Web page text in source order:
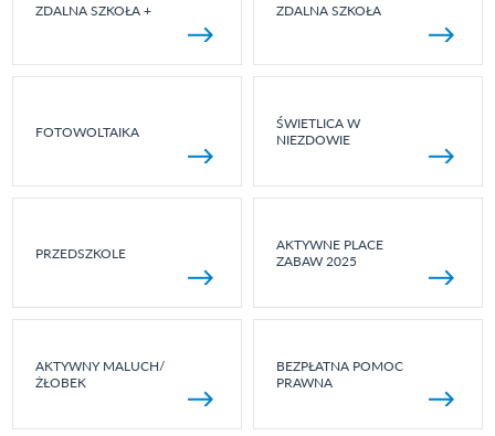
ZDALNA SZKOŁA + ZDALNA SZKOŁA
FOTOWOLTAIKA
ŚWIETLICA W
NIEZDOWIE
PRZEDSZKOLE
AKTYWNE PLACE
ZABAW 2025
AKTYWNY MALUCH/
ŻŁOBEK
BEZPŁATNA POMOC
PRAWNA